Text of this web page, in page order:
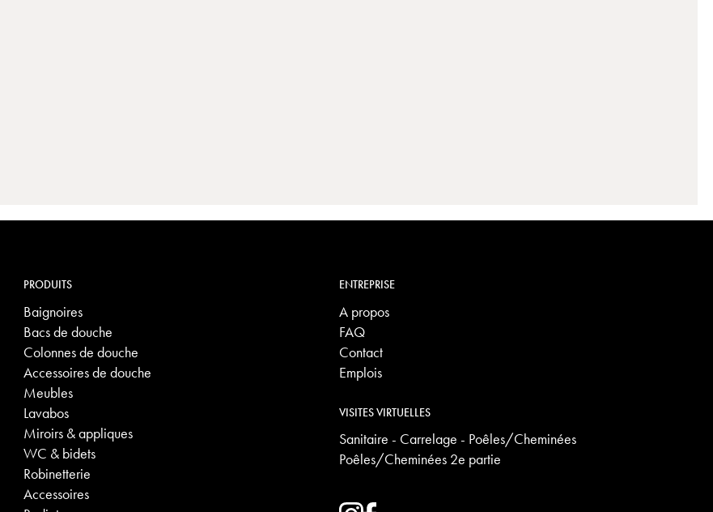
PRODUITS
Baignoires
Bacs de douche
Colonnes de douche
Accessoires de douche
Meubles
Lavabos
Miroirs & appliques
WC & bidets
Robinetterie
Accessoires
ENTREPRISE
A propos
FAQ
Contact
Emplois
VISITES VIRTUELLES
Sanitaire - Carrelage - Poêles/Cheminées
Poêles/Cheminées 2e partie